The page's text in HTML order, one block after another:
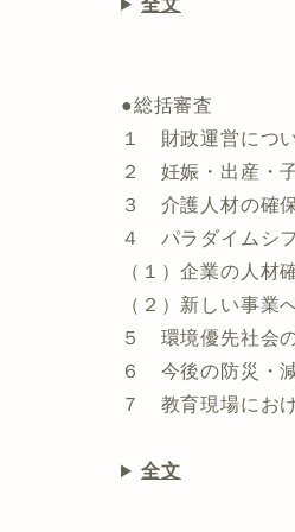
全文
●総括審査
１ 財政運営につ
２ 妊娠・出産・
３ 介護人材の確
４ パラダイムシ
（１）企業の人材
（２）新しい事業
５ 環境優先社会
６ 今後の防災・
７ 教育現場にお
全文